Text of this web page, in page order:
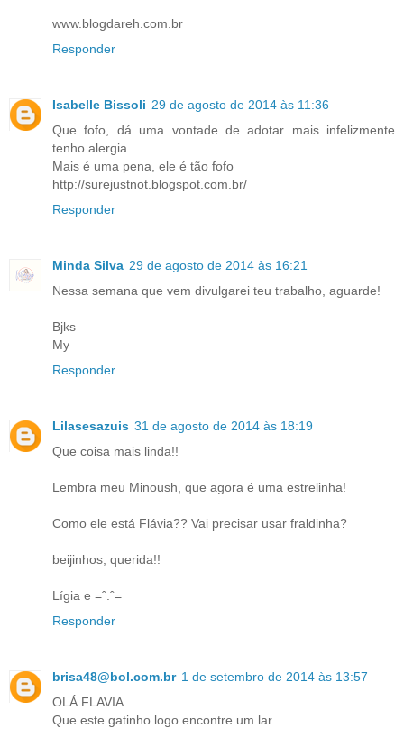
www.blogdareh.com.br
Responder
Isabelle Bissoli 29 de agosto de 2014 às 11:36
Que fofo, dá uma vontade de adotar mais infelizmente
tenho alergia.
Mais é uma pena, ele é tão fofo
http://surejustnot.blogspot.com.br/
Responder
Minda Silva 29 de agosto de 2014 às 16:21
Nessa semana que vem divulgarei teu trabalho, aguarde!
Bjks
My
Responder
Lilasesazuis 31 de agosto de 2014 às 18:19
Que coisa mais linda!!
Lembra meu Minoush, que agora é uma estrelinha!
Como ele está Flávia?? Vai precisar usar fraldinha?
beijinhos, querida!!
Lígia e =ˆ.ˆ=
Responder
brisa48@bol.com.br 1 de setembro de 2014 às 13:57
OLÁ FLAVIA
Que este gatinho logo encontre um lar.